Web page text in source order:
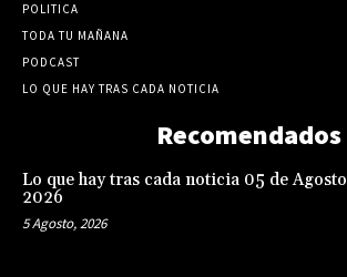
POLITICA
TODA TU MAÑANA
PODCAST
LO QUE HAY TRAS CADA NOTICIA
Recomendados
Lo que hay tras cada noticia 05 de Agosto
2026
5 Agosto, 2026